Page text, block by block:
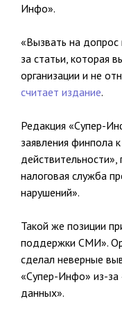
Инфо».
«Вызвать на допрос
за статьи, которая
организации и не
считает издание.
Редакция «Супер-
заявления финпола
налоговая служба
нарушений».
Такой же позиции
поддержки СМИ».
сделал неверные
«Супер-Инфо» из-за
данных».